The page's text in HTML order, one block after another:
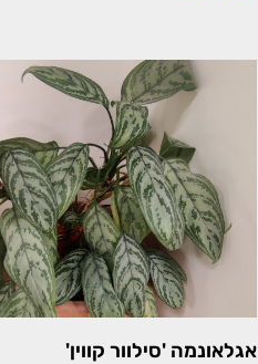
אגלאונמה 'סילוור קווין'